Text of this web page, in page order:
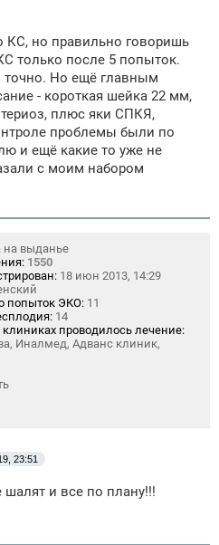
КС, но правильно говоришь
только после 5 попыток.
точно. Но ещё главным
- короткая шейка 22 мм,
плюс яки СПКЯ,
проблемы были по
и ещё какие то уже не
с моим набором
на выданье
1550
18 июн 2013, 14:29
попыток ЭКО: 11
14
клиниках проводилось лечение:
Иналмед, Адванс клиник,
23:51
и все по плану!!!